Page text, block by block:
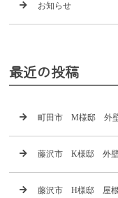
お知らせ
最近の投稿
町田市 M様邸 外
藤沢市 K様邸 外
藤沢市 H様邸 屋根